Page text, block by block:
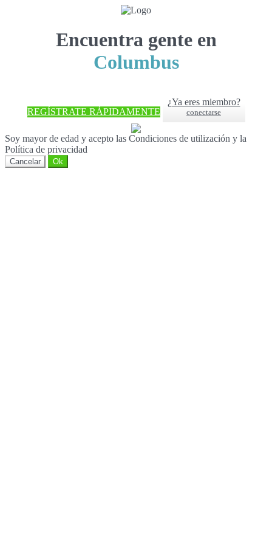
Encuentra gente en
Columbus
REGÍSTRATE RÁPIDAMENTE
¿Ya eres miembro?
conectarse
Soy mayor de edad y acepto las Condiciones de utilización y la
Política de privacidad
Cancelar Ok